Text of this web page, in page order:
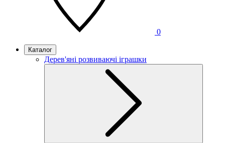
0
Каталог
Дерев'яні розвиваючі іграшки